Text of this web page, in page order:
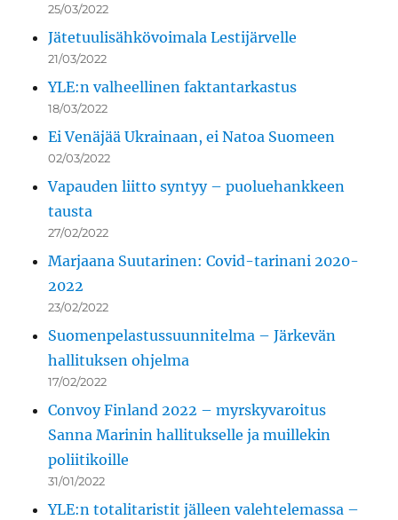
25/03/2022
Jätetuulisähkövoimala Lestijärvelle
21/03/2022
YLE:n valheellinen faktantarkastus
18/03/2022
Ei Venäjää Ukrainaan, ei Natoa Suomeen
02/03/2022
Vapauden liitto syntyy – puoluehankkeen
tausta
27/02/2022
Marjaana Suutarinen: Covid-tarinani 2020-
2022
23/02/2022
Suomenpelastussuunnitelma – Järkevän
hallituksen ohjelma
17/02/2022
Convoy Finland 2022 – myrskyvaroitus
Sanna Marinin hallitukselle ja muillekin
poliitikoille
31/01/2022
YLE:n totalitaristit jälleen valehtelemassa –